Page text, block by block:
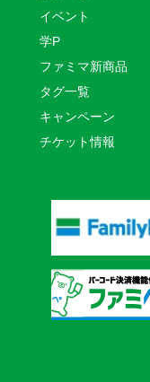
イベント
学P
ファミマ新商品
タグ一覧
キャンペーン
チケット情報